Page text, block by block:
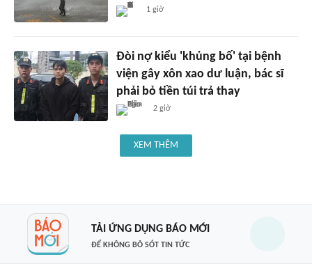
1 giờ
Đòi nợ kiểu 'khủng bố' tại bệnh
viện gây xôn xao dư luận, bác sĩ
phải bỏ tiền túi trả thay
2 giờ
XEM THÊM
TẢI ỨNG DỤNG BÁO MỚI
ĐỂ KHÔNG BỎ SÓT TIN TỨC